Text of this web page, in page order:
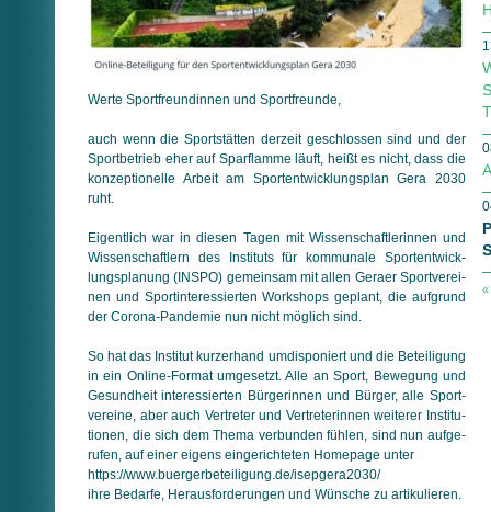
Werte Sportfreundinnen und Sportfreunde,
auch wenn die Sportstätten derzeit geschlossen sind und der
Sport­betrieb eher auf Sparflamme läuft, heißt es nicht, dass die
kon­zep­tio­nel­le Arbeit am Sportentwicklungsplan Gera 2030
ruht.
Eigentlich war in diesen Tagen mit Wissenschaftlerinnen und
Wis­sen­schaft­lern des Instituts für kommunale Sport­ent­wick­
lungs­pla­nung (INSPO) gemeinsam mit allen Geraer Sport­ver­ei­
nen und Sportinteressierten Workshops geplant, die auf­grund
der Corona-Pandemie nun nicht möglich sind.
So hat das Institut kurzerhand umdisponiert und die Be­tei­li­gung
in ein Online-Format umgesetzt. Alle an Sport, Bewegung und
Ge­sund­heit interessierten Bürgerinnen und Bürger, alle Sport­
ver­ei­ne, aber auch Vertreter und Vertreterinnen weiterer Ins­ti­tu­
tio­nen, die sich dem Thema verbunden fühlen, sind nun auf­ge­
ru­fen, auf einer eigens eingerichteten Homepage unter
https://www.buergerbeteiligung.de/isepgera2030/
ihre Bedarfe, Herausforderungen und Wünsche zu artikulieren.
«